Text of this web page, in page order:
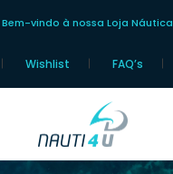
Bem-vindo à nossa Loja Náutica
Wishlist FAQ’s